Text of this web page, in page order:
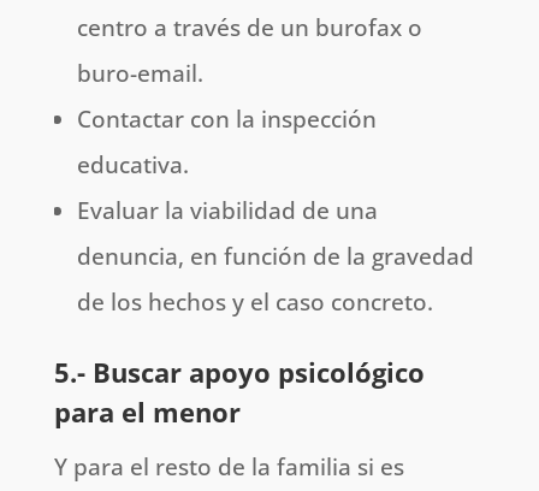
centro a través de un burofax o
buro-email.
Contactar con la inspección
educativa.
Evaluar la viabilidad de una
denuncia, en función de la gravedad
de los hechos y el caso concreto.
5.- Buscar apoyo psicológico
para el menor
Y para el resto de la familia si es